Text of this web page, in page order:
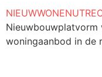
woningaanbod in de